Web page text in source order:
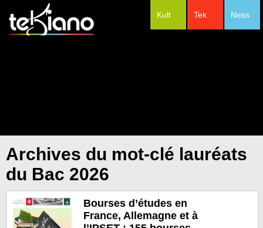
Ness
Tek
Kult
Archives du mot-clé lauréats
du Bac 2026
Bourses d’études en
France, Allemagne et à